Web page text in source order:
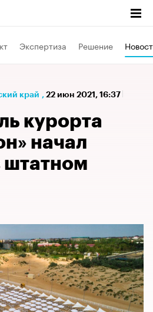
Экспертиза Решение
край , 22 июн 2021, 16:37
курорта
начал
штатном